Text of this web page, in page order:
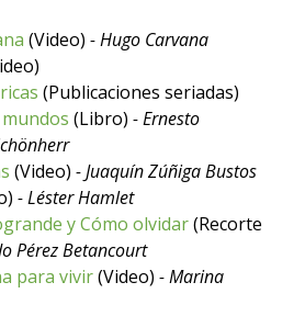
(Video) - Hugo Carvana
(Publicaciones seriadas)
(Libro) - Ernesto
(Video) - Juaquín Zúñiga Bustos
- Léster Hamlet
y Cómo olvidar(Recorte
Pérez Betancourt
para vivir(Video) - Marina